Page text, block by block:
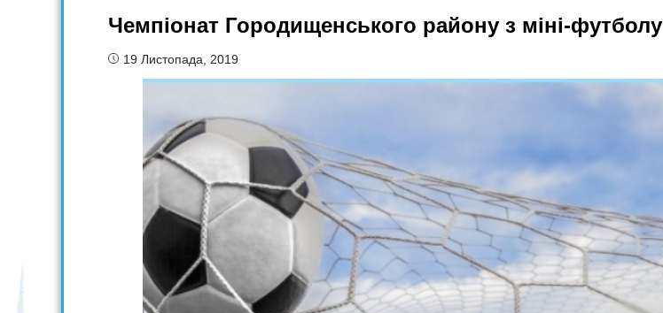
Чемпіонат Городищенського району з міні-футболу
19 Листопада, 2019